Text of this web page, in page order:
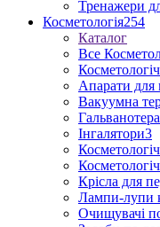
Тренажери
Косметологія254
Каталог
Все
Апарати для
Вакуумна
Інгалятори3
Крісла для
Лампи-лупи
Очищувачі